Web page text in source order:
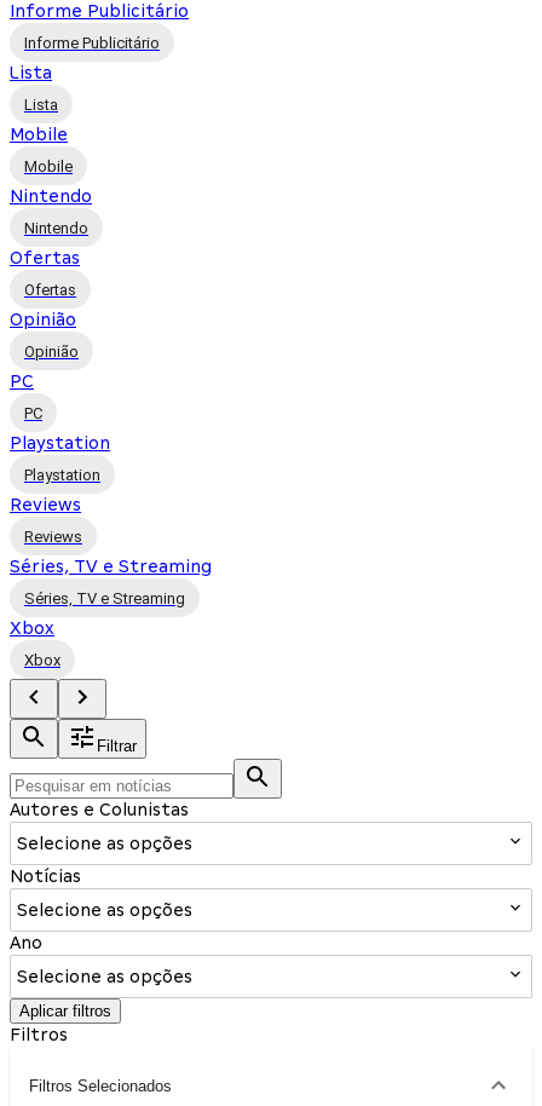
Informe Publicitário
Informe Publicitário
Lista
Lista
Mobile
Mobile
Nintendo
Nintendo
Ofertas
Ofertas
Opinião
Opinião
PC
PC
Playstation
Playstation
Reviews
Reviews
Séries, TV e Streaming
Séries, TV e Streaming
Xbox
Xbox
Filtrar
Autores e Colunistas
Selecione as opções
Notícias
Selecione as opções
Ano
Selecione as opções
Aplicar filtros
Filtros
Filtros Selecionados